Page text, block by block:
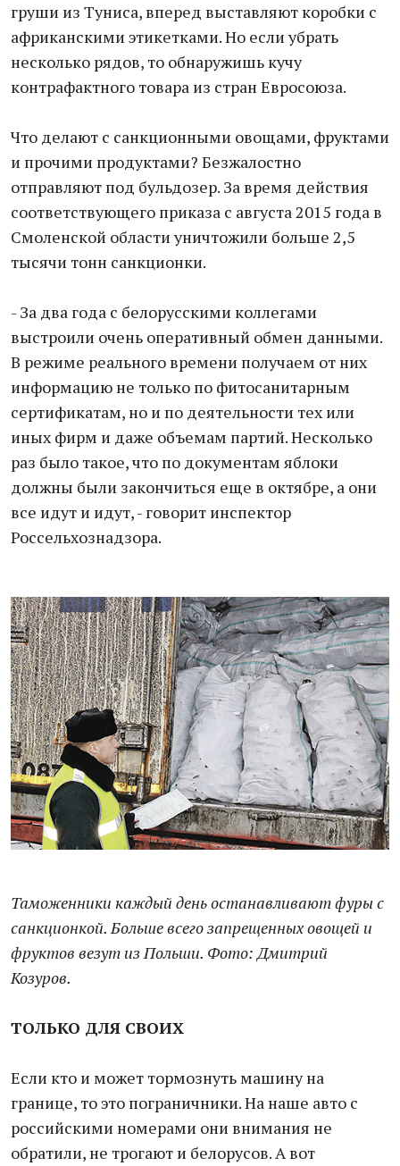
груши из Туниса, вперед выставляют коробки с
африканскими этикетками. Но если убрать
несколько рядов, то обнаружишь кучу
контрафактного товара из стран Евросоюза.
Что делают с санкционными овощами, фруктами
и прочими продуктами? Безжалостно
отправляют под бульдозер. За время действия
соответствующего приказа с августа 2015 года в
Смоленской области уничтожили больше 2,5
тысячи тонн санкционки.
- За два года с белорусскими коллегами
выстроили очень оперативный обмен данными.
В режиме реального времени получаем от них
информацию не только по фитосанитарным
сертификатам, но и по деятельности тех или
иных фирм и даже объемам партий. Несколько
раз было такое, что по документам яблоки
должны были закончиться еще в октябре, а они
все идут и идут, - говорит инспектор
Россельхознадзора.
Таможенники каждый день останавливают фуры с
санкционкой. Больше всего запрещенных овощей и
фруктов везут из Польши. Фото: Дмитрий
Козуров.
ТОЛЬКО ДЛЯ СВОИХ
Если кто и может тормознуть машину на
границе, то это пограничники. На наше авто с
российскими номерами они внимания не
обратили, не трогают и белорусов. А вот